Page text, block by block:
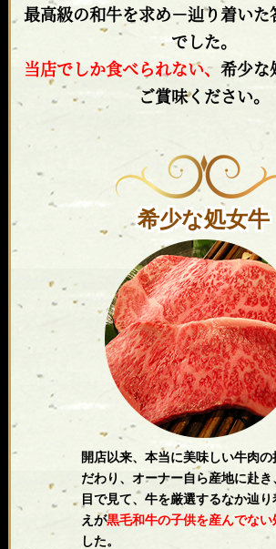
最高級の和牛を求め－辿り着いた
でした。
当店でしか食べられない、 希少な
ご賞味ください。
希少な処女牛
開店以来、本当に美味しい牛肉の
だわり、オーナー自ら産地に赴き
目で見て、牛を厳選するなか辿
えが黒毛和牛の子供を産んでない
した。